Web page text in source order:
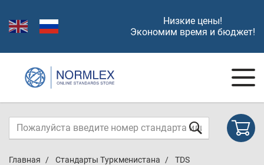
Низкие цены!
Экономим время и бюджет!
Главная Стандарты Туркменистана
TDS